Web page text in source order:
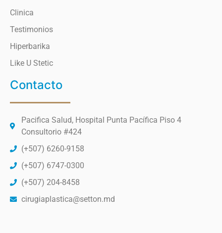
Clinica
Testimonios
Hiperbarika
Like U Stetic
Contacto
Pacifica Salud, Hospital Punta Pacífica Piso 4
Consultorio #424
(+507) 6260-9158
(+507) 6747-0300
(+507) 204-8458
cirugiaplastica@setton.md